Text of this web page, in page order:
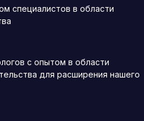
специалистов в области
с опытом в области
для расширения нашего